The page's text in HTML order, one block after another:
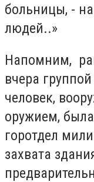
больницы, -
людей..»
Напомним,
вчера
человек,
оружием,
горотдел
захвата